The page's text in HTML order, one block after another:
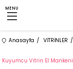
MENU
Anasayfa VİTRİNLER
Kuyumcu Vitrin El Mankeni